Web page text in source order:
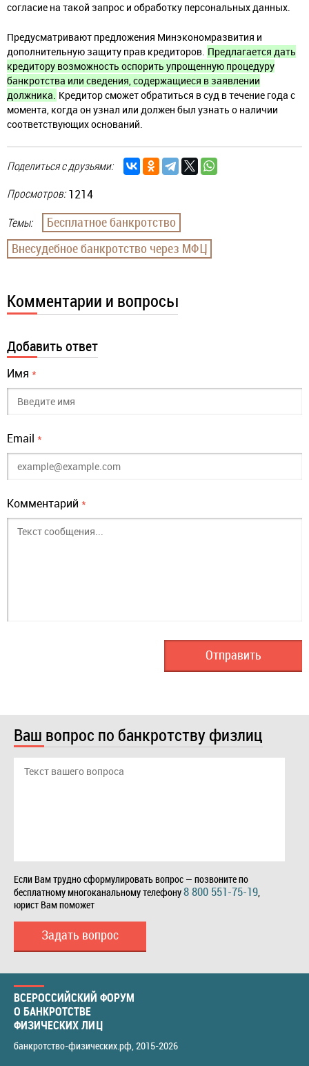
согласие на такой запрос и обработку персональных данных.
Предусматривают предложения Минэкономразвития и
дополнительную защиту прав кредиторов. Предлагается дать
кредитору возможность оспорить упрощенную процедуру
банкротства или сведения, содержащиеся в заявлении
должника. Кредитор сможет обратиться в суд в течение года с
момента, когда он узнал или должен был узнать о наличии
соответствующих оснований.
Поделиться с друзьями:
Просмотров:1214
Темы:
Бесплатное банкротство
Внесудебное банкротство через МФЦ
Комментарии и вопросы
Добавить ответ
Имя *
Email *
Комментарий *
Ваш вопрос по банкротству физлиц
Если Вам трудно сформулировать вопрос — позвоните по
бесплатному многоканальному телефону8 800 551-75-19,
юрист Вам поможет
Задать вопрос
ВСЕРОССИЙСКИЙ ФОРУМ
О БАНКРОТСТВЕ
ФИЗИЧЕСКИХ ЛИЦ
банкротство-физических.рф, 2015-2026